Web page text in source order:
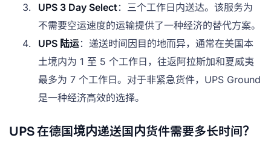
UPS 3 Day Select ：三个工作日内送达。该服务为
不需要空运速度的运输提供了一种经济的替代方案。
UPS 陆运：递送时间因目的地而异，通常在美国本
土境内为 1 至 5 个工作日，往返阿拉斯加和夏威夷
最多为 7 个工作日。对于非紧急货件，UPS Ground
是一种经济高效的选择。
UPS 在德国境内递送国内货件需要多长时间？